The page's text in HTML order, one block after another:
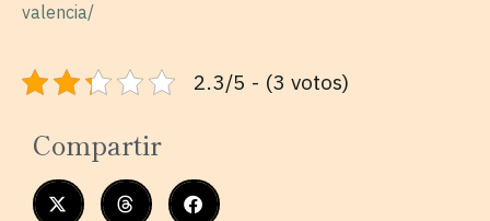
valencia/
2.3/5 - (3 votos)
Compartir